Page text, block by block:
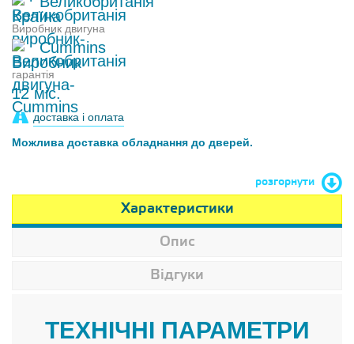
Виробник двигуна
Cummins
гарантія
12 міс.
доставка і оплата
Можлива доставка обладнання до дверей.
розгорнути
Характеристики
Опис
Відгуки
ТЕХНІЧНІ ПАРАМЕТРИ